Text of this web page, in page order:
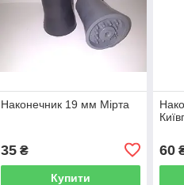
Наконечник 19 мм Мірта
35₴
Купити
60